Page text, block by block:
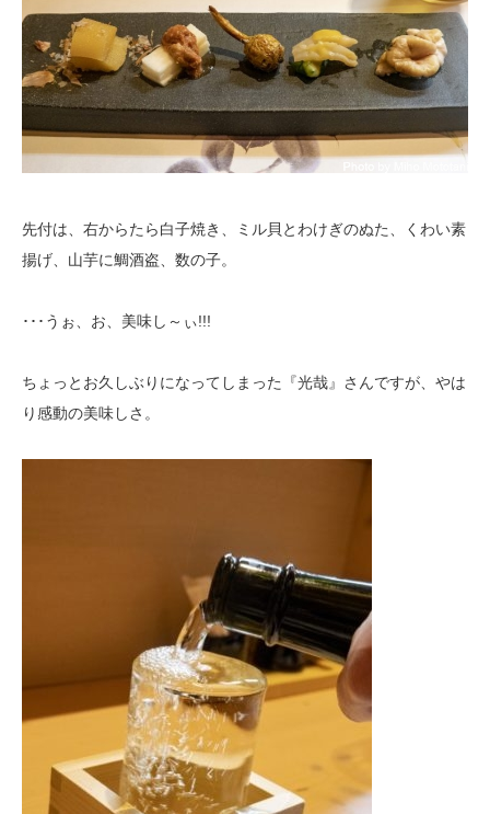
先付は、右からたら白子焼き、ミル貝とわけぎのぬた、くわい素
揚げ、山芋に鯛酒盗、数の子。
･･･うぉ、お、美味し～ぃ!!!
ちょっとお久しぶりになってしまった『光哉』さんですが、やは
り感動の美味しさ。